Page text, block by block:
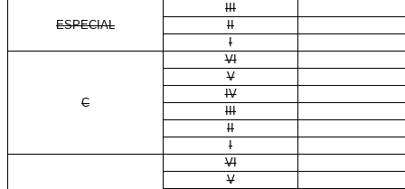
ESPECIAL
III
II
I
C
VI
V
IV
III
II
I
VI
V